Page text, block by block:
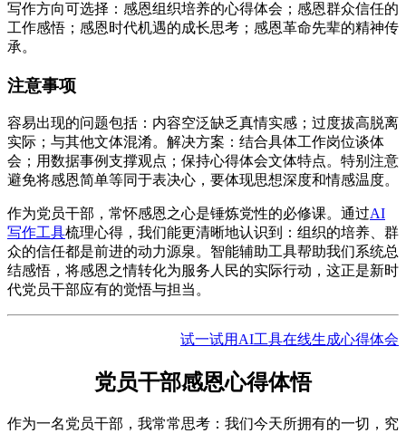
写作方向可选择：感恩组织培养的心得体会；感恩群众信任的
工作感悟；感恩时代机遇的成长思考；感恩革命先辈的精神传
承。
注意事项
容易出现的问题包括：内容空泛缺乏真情实感；过度拔高脱离
实际；与其他文体混淆。解决方案：结合具体工作岗位谈体
会；用数据事例支撑观点；保持心得体会文体特点。特别注意
避免将感恩简单等同于表决心，要体现思想深度和情感温度。
作为党员干部，常怀感恩之心是锤炼党性的必修课。通过AI
写作工具梳理心得，我们能更清晰地认识到：组织的培养、群
众的信任都是前进的动力源泉。智能辅助工具帮助我们系统总
结感悟，将感恩之情转化为服务人民的实际行动，这正是新时
代党员干部应有的觉悟与担当。
试一试用AI工具在线生成心得体会
党员干部感恩心得体悟
作为一名党员干部，我常常思考：我们今天所拥有的一切，究